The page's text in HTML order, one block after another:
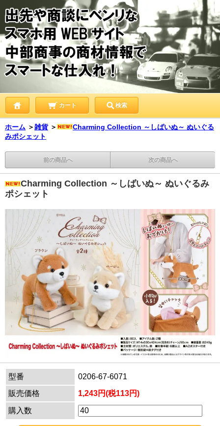
カート 検索
ホーム ＞雑貨 ＞
Charming Collection ～しばいぬ～ ぬいぐる
みポシェット
前の商品へ 次の商品へ
Charming Collection ～しばいぬ～ ぬいぐるみ
ポシェット
型番
0206-67-6071
販売価格
1,243円(税113円)
購入数